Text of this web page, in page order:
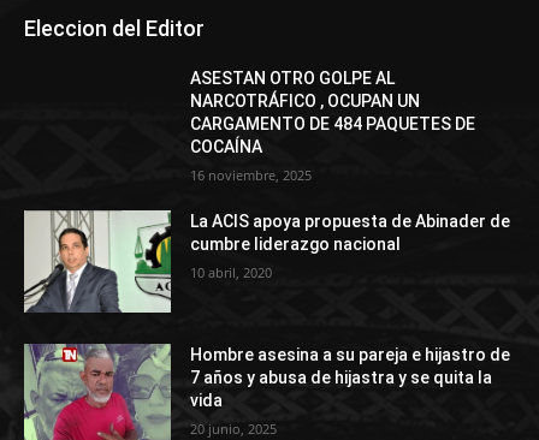
Eleccion del Editor
ASESTAN OTRO GOLPE AL
NARCOTRÁFICO , OCUPAN UN
CARGAMENTO DE 484 PAQUETES DE
COCAÍNA
16 noviembre, 2025
La ACIS apoya propuesta de Abinader de
cumbre liderazgo nacional
10 abril, 2020
Hombre asesina a su pareja e hijastro de
7 años y abusa de hijastra y se quita la
vida
20 junio, 2025